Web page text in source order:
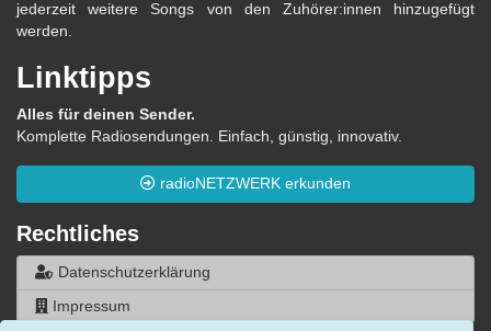
jederzeit weitere Songs von den Zuhörer:innen hinzugefügt
werden.
Linktipps
Alles für deinen Sender.
Komplette Radiosendungen. Einfach, günstig, innovativ.
radioNETZWERK erkunden
Rechtliches
Datenschutzerklärung
Impressum